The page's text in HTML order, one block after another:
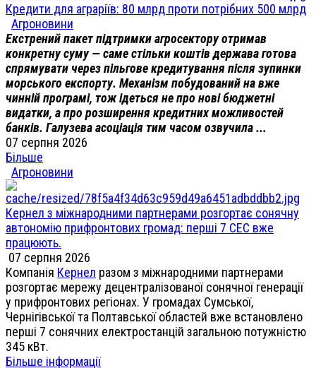
Кредити для аграріїв: 80 млрд проти потрібних 500 млрд
Агроновини
Екстрений пакет підтримки агросектору отримав
конкретну суму — саме стільки коштів держава готова
спрямувати через пільгове кредитування після зупинки
морського експорту. Механізм побудований на вже
чинній програмі, тож ідеться не про нові бюджетні
видатки, а про розширення кредитних можливостей
банків. Галузева асоціація тим часом озвучила ...
07 серпня 2026
Більше
Агроновини
Кернел з міжнародними партнерами розгортає сонячну
автономію прифронтових громад: перші 7 СЕС вже
працюють.
07 серпня 2026
Компанія Кернел разом з міжнародними партнерами
розгортає мережу децентралізованої сонячної генерації
у прифронтових регіонах. У громадах Сумської,
Чернігівської та Полтавської областей вже встановлено
перші 7 сонячних електростанцій загальною потужністю
345 кВт.
Більше інформації